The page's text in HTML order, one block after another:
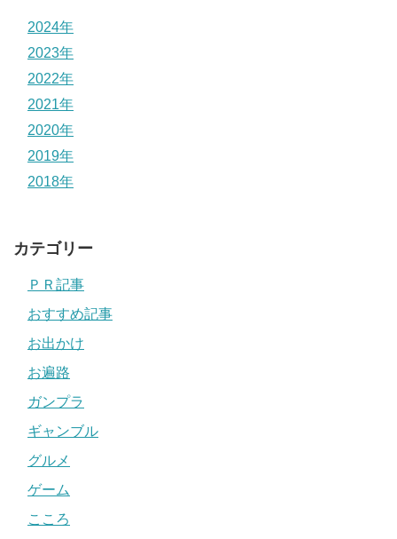
2024年
2023年
2022年
2021年
2020年
2019年
2018年
カテゴリー
ＰＲ記事
おすすめ記事
お出かけ
お遍路
ガンプラ
ギャンブル
グルメ
ゲーム
こころ